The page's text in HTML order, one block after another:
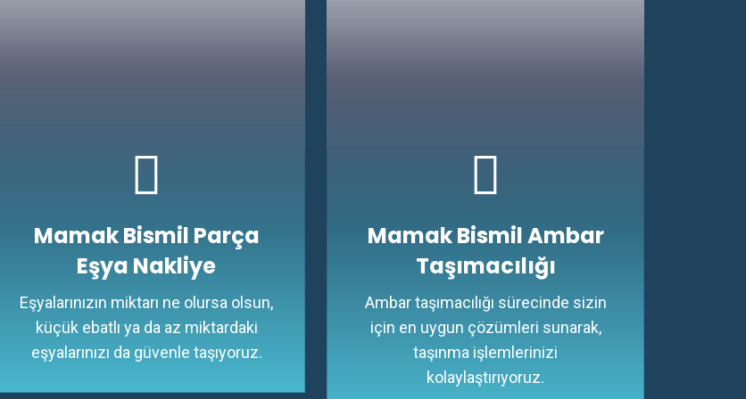
Mamak Bismil Parça
Eşya Nakliye
Eşyalarınızın miktarı ne olursa olsun,
küçük ebatlı ya da az miktardaki
eşyalarınızı da güvenle taşıyoruz.
Mamak Bismil Ambar
Taşımacılığı
Ambar taşımacılığı sürecinde sizin
için en uygun çözümleri sunarak,
taşınma işlemlerinizi
kolaylaştırıyoruz.